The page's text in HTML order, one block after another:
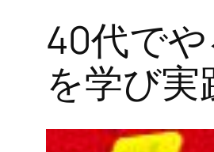
40代で
を学び実